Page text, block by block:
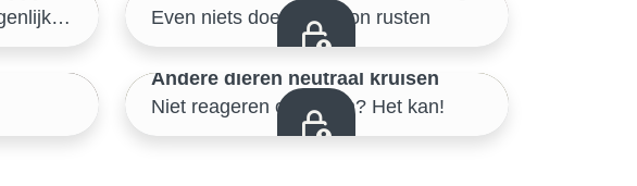
Hoe ver of hoe lang mag je eigenlijk wandelen met een jonge pup?
Samen de buitenwereld verkennen
Even niets doen, gewoon rusten
Samen de buitenwereld verkennen
Andere dieren neutraal kruisen
Niet reageren op katten? Het kan!